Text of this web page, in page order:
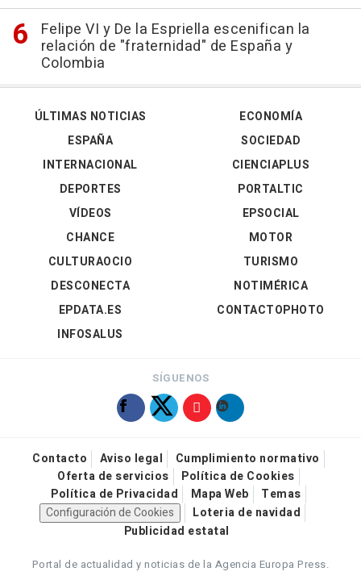
Felipe VI y De la Espriella escenifican la
relación de "fraternidad" de España y
Colombia
ÚLTIMAS NOTICIAS
ESPAÑA
INTERNACIONAL
DEPORTES
VÍDEOS
ECONOMÍA
SOCIEDAD
CIENCIAPLUS
PORTALTIC
EPSOCIAL
CHANCE
CULTURAOCIO
DESCONECTA
EPDATA.ES
INFOSALUS
MOTOR
TURISMO
NOTIMÉRICA
CONTACTOPHOTO
SÍGUENOS
Contacto Aviso legal
Cumplimiento normativo
Oferta de servicios
Política de Cookies
Política de Privacidad
Mapa Web
Temas
Configuración de Cookies
Loteria de navidad
Publicidad estatal
Portal de actualidad y noticias de la Agencia Europa Press.